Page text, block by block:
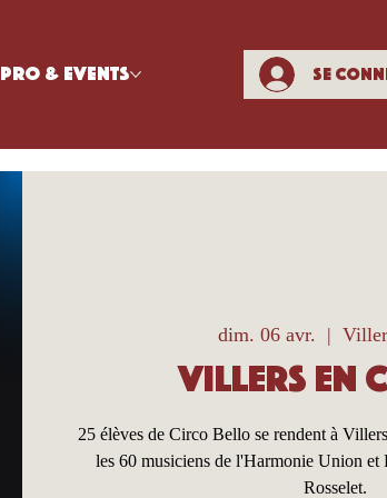
Pro & Events Se
dim. 06 avr.
  |
Villers en
25 élèves de Circo Bello se rendent à
les 60 musiciens de l'Harmonie Union et
Rosselet.